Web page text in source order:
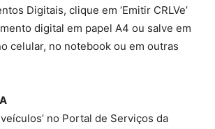
Digitais, clique em ‘Emitir CRLVe’
digital em papel A4 ou salve em
celular, no notebook ou em outras
no Portal de Serviços da